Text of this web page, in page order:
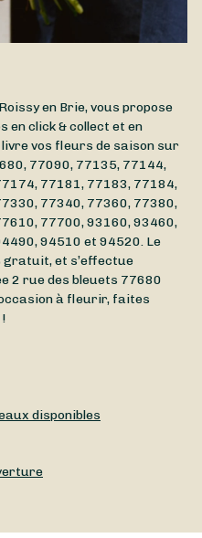
en Brie, vous propose
en click & collect et en
vos fleurs de saison sur
77090, 77135, 77144,
77181, 77183, 77184,
77340, 77360, 77380,
77700, 93160, 93460,
94510 et 94520. Le
et s’effectue
2 rue des bleuets 77680
à fleurir, faites
disponibles